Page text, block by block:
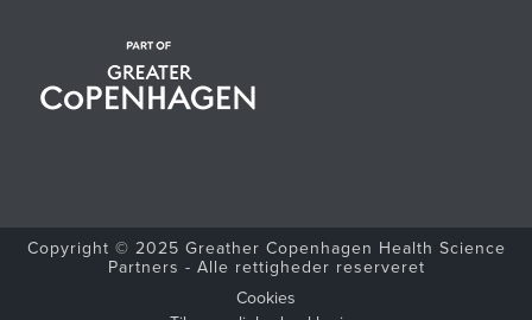
Copyright © 2025 Greather Copenhagen Health Science
Partners - Alle rettigheder reserveret
Cookies